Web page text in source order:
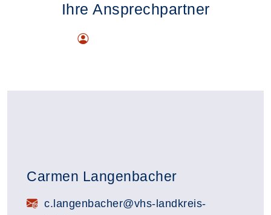
Ihre Ansprechpartner
Carmen Langenbacher
E-Mail:c.langenbacher@vhs-landkreis-